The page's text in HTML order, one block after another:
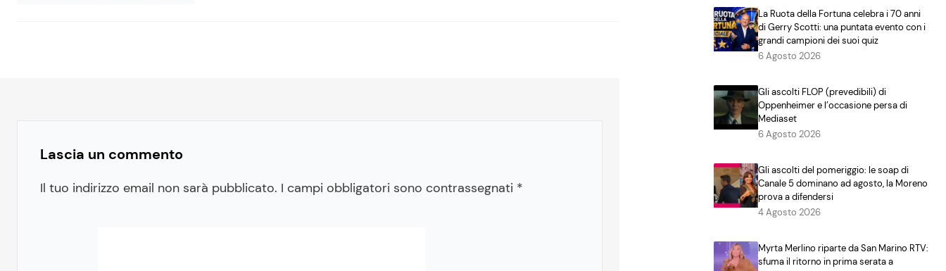
Lascia un commento
Il tuo indirizzo email non sarà pubblicato. I campi obbligatori sono contrassegnati *
La Ruota della Fortuna celebra i 70 anni
di Gerry Scotti: una puntata evento con i
grandi campioni dei suoi quiz
6 Agosto 2026
Gli ascolti FLOP (prevedibili) di
Oppenheimer e l’occasione persa di
Mediaset
6 Agosto 2026
Gli ascolti del pomeriggio: le soap di
Canale 5 dominano ad agosto, la Moreno
prova a difendersi
4 Agosto 2026
Myrta Merlino riparte da San Marino RTV:
sfuma il ritorno in prima serata a